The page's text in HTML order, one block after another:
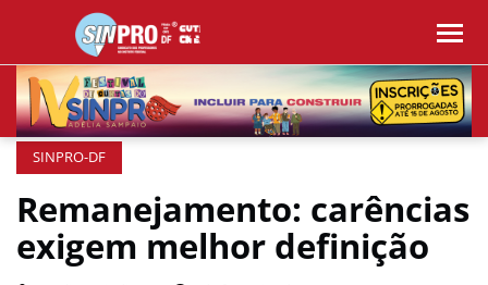
SINPRO-DF
Remanejamento: carências
exigem melhor definição